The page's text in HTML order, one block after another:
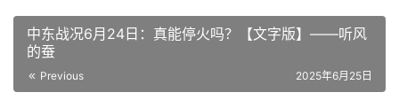
中东战况6月24日：真能停火吗？【文字版】——听风
的蚕
Previous 2025年6月25日